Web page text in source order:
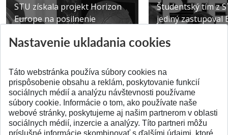
STU získala projekt Horizon
Europe na posilnenie
Publikované 31.07.2026
Študentský tím z
jediný zastupoval
Publikované
SPÄŤ NA VRCH
Nastavenie ukladania cookies
Táto webstránka používa súbory cookies na
prispôsobenie obsahu a reklám, poskytovanie funkcií
sociálnych médií a analýzu návštevnosti používame
súbory cookie. Informácie o tom, ako používate naše
webové stránky, poskytujeme aj našim partnerom v oblasti
sociálnych médií, inzercie a analýzy. Títo partneri môžu
príslušné informácie skombinovať s ďalšími údajmi, ktoré